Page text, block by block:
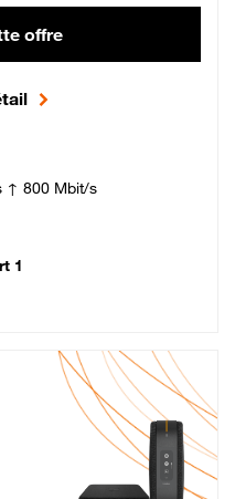
offre
↑ 800 Mbit/s
1
57,99 € par mois, Engagement 12 mois